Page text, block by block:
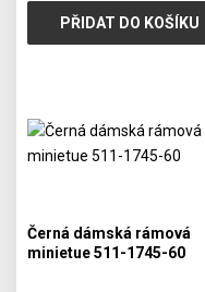
PŘIDAT DO KOŠÍKU
Černá dámská rámová
minietue 511-1745-60